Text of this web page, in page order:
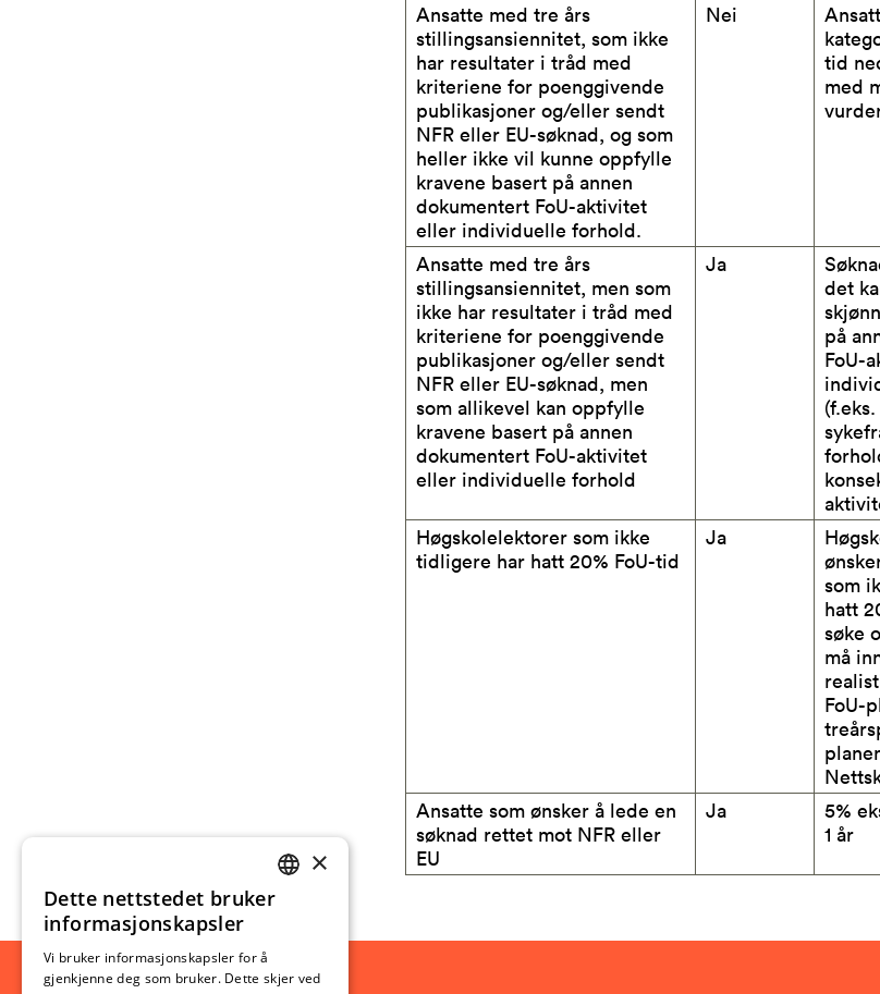
Ansatte med tre års
stillingsansiennitet, som ikke
har resultater i tråd med
kriteriene for poenggivende
publikasjoner og/eller sendt
NFR eller EU-søknad, og som
heller ikke vil kunne oppfylle
kravene basert på annen
dokumentert FoU-aktivitet
eller individuelle forhold.
Nei
tid
med
Ansatte med tre års
stillingsansiennitet, men som
ikke har resultater i tråd med
kriteriene for poenggivende
publikasjoner og/eller sendt
NFR eller EU-søknad, men
som allikevel kan oppfylle
kravene basert på annen
dokumentert FoU-aktivitet
eller individuelle forhold
Ja
det
på
FoU-
Høgskolelektorer som ikke
tidligere har hatt 20% FoU-tid
Ja
som
hatt
søke
må
FoU-
Ansatte som ønsker å lede en
søknad rettet mot NFR eller
EU
Ja
5%
1 år
NORWEGIAN
×
Dette nettstedet bruker
informasjonskapsler
Vi bruker informasjonskapsler for å
gjenkjenne deg som bruker. Dette skjer ved